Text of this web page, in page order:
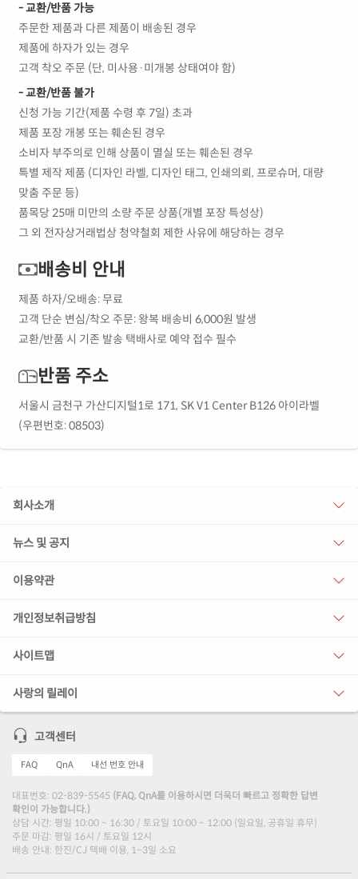
- 교환/반품 가능
주문한 제품과 다른 제품이 배송된 경우
제품에 하자가 있는 경우
고객 착오 주문 (단, 미사용·미개봉 상태여야 함)
- 교환/반품 불가
신청 가능 기간(제품 수령 후 7일) 초과
제품 포장 개봉 또는 훼손된 경우
소비자 부주의로 인해 상품이 멸실 또는 훼손된 경우
특별 제작 제품 (디자인 라벨, 디자인 태그, 인쇄의뢰, 프로슈머, 대량
맞춤 주문 등)
품목당 25매 미만의 소량 주문 상품(개별 포장 특성상)
그 외 전자상거래법상 청약철회 제한 사유에 해당하는 경우
배송비 안내
제품 하자/오배송: 무료
고객 단순 변심/착오 주문: 왕복 배송비 6,000원 발생
교환/반품 시 기존 발송 택배사로 예약 접수 필수
반품 주소
서울시 금천구 가산디지털1로 171, SK V1 Center B126 아이라벨
(우편번호: 08503)
회사소개
뉴스 및 공지
이용약관
개인정보취급방침
사이트맵
사랑의 릴레이
고객센터
FAQ QnA 내선 번호 안내
대표번호: 02-839-5545 (FAQ, QnA를 이용하시면 더욱더 빠르고 정확한 답변
확인이 가능합니다.)
상담 시간: 평일 10:00 ~ 16:30 / 토요일 10:00 ~ 12:00 (일요일, 공휴일 휴무)
주문 마감: 평일 16시 / 토요일 12시
배송 안내: 한진/CJ 택배 이용, 1~3일 소요